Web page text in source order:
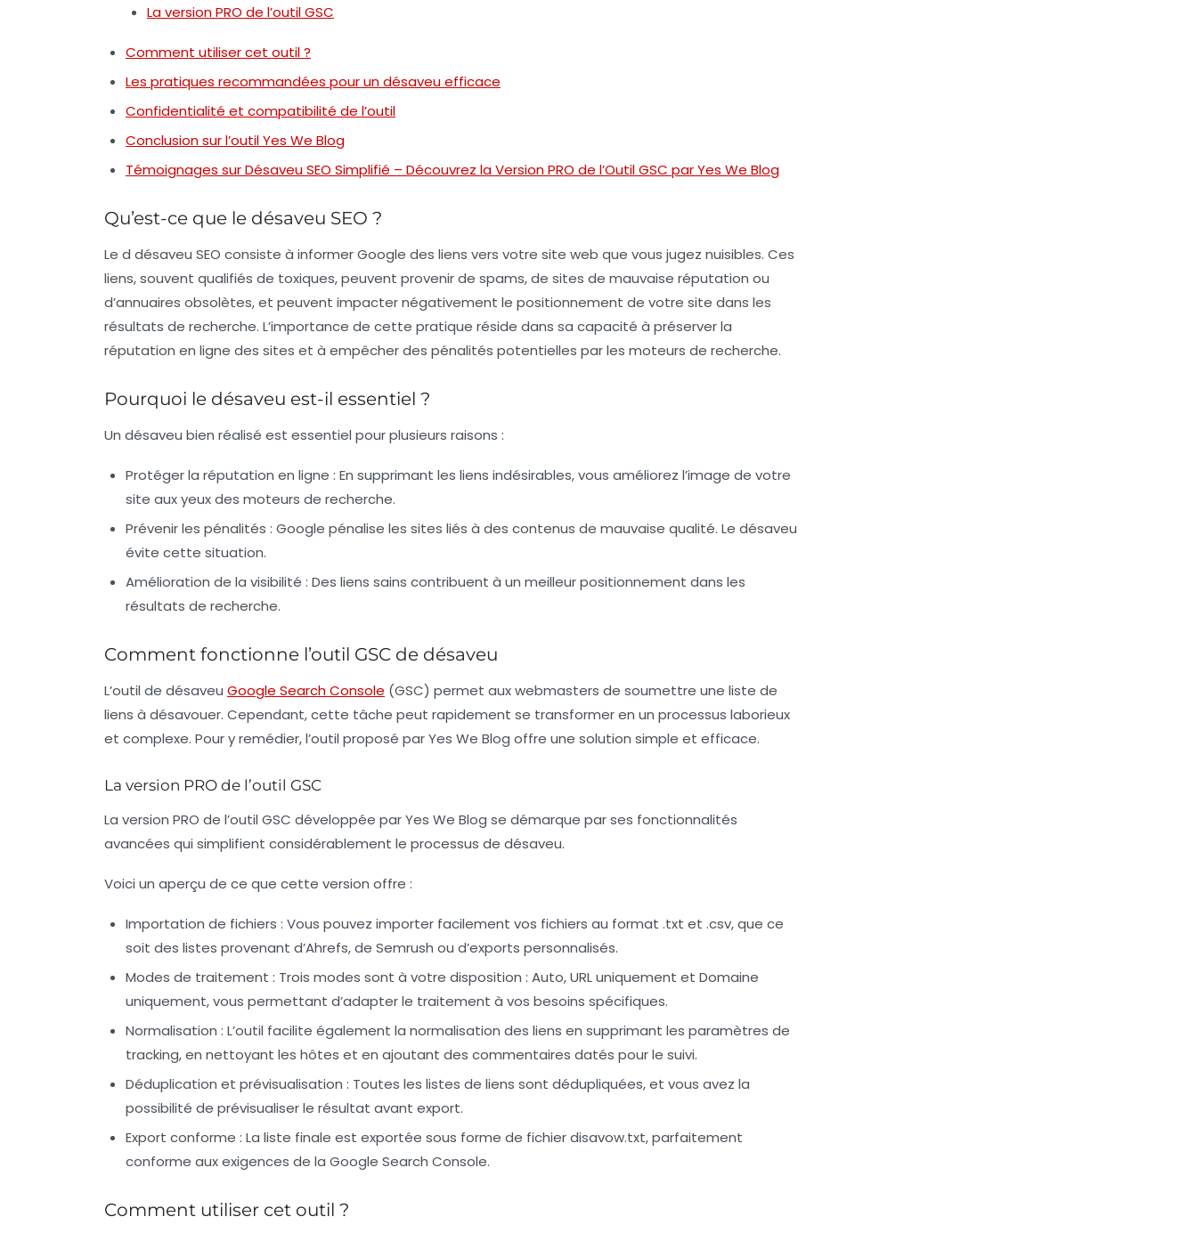
La version PRO de l’outil GSC
Comment utiliser cet outil ?
Les pratiques recommandées pour un désaveu efficace
Confidentialité et compatibilité de l’outil
Conclusion sur l’outil Yes We Blog
Témoignages sur Désaveu SEO Simplifié – Découvrez la Version PRO de l’Outil GSC par Yes We Blog
Qu’est-ce que le désaveu SEO ?
Le d désaveu SEO consiste à informer Google des liens vers votre site web que vous jugez nuisibles. Ces
liens, souvent qualifiés de toxiques, peuvent provenir de spams, de sites de mauvaise réputation ou
d’annuaires obsolètes, et peuvent impacter négativement le positionnement de votre site dans les
résultats de recherche. L’importance de cette pratique réside dans sa capacité à préserver la
réputation en ligne des sites et à empêcher des pénalités potentielles par les moteurs de recherche.
Pourquoi le désaveu est-il essentiel ?
Un désaveu bien réalisé est essentiel pour plusieurs raisons :
Protéger la réputation en ligne : En supprimant les liens indésirables, vous améliorez l’image de votre
site aux yeux des moteurs de recherche.
Prévenir les pénalités : Google pénalise les sites liés à des contenus de mauvaise qualité. Le désaveu
évite cette situation.
Amélioration de la visibilité : Des liens sains contribuent à un meilleur positionnement dans les
résultats de recherche.
Comment fonctionne l’outil GSC de désaveu
L’outil de désaveu Google Search Console (GSC) permet aux webmasters de soumettre une liste de
liens à désavouer. Cependant, cette tâche peut rapidement se transformer en un processus laborieux
et complexe. Pour y remédier, l’outil proposé par Yes We Blog offre une solution simple et efficace.
La version PRO de l’outil GSC
La version PRO de l’outil GSC développée par Yes We Blog se démarque par ses fonctionnalités
avancées qui simplifient considérablement le processus de désaveu.
Voici un aperçu de ce que cette version offre :
Importation de fichiers : Vous pouvez importer facilement vos fichiers au format .txt et .csv, que ce
soit des listes provenant d’Ahrefs, de Semrush ou d’exports personnalisés.
Modes de traitement : Trois modes sont à votre disposition : Auto, URL uniquement et Domaine
uniquement, vous permettant d’adapter le traitement à vos besoins spécifiques.
Normalisation : L’outil facilite également la normalisation des liens en supprimant les paramètres de
tracking, en nettoyant les hôtes et en ajoutant des commentaires datés pour le suivi.
Déduplication et prévisualisation : Toutes les listes de liens sont dédupliquées, et vous avez la
possibilité de prévisualiser le résultat avant export.
Export conforme : La liste finale est exportée sous forme de fichier disavow.txt, parfaitement
conforme aux exigences de la Google Search Console.
Comment utiliser cet outil ?